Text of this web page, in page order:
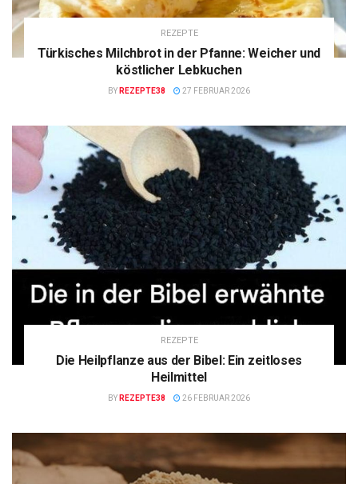
REZEPTE
Türkisches Milchbrot in der Pfanne: Weicher und
köstlicher Lebkuchen
BY REZEPTE38 27 FEBRUAR 2026
REZEPTE
Die Heilpflanze aus der Bibel: Ein zeitloses
Heilmittel
BY REZEPTE38 26 FEBRUAR 2026